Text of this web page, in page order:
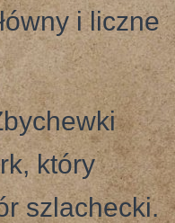
i liczne
który
szlachecki.